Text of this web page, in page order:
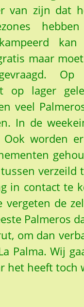
van zijn dat
maar
Op
op lager
veel
In de
worden
in contact te
de
Palmeros
om dan
Palma. Wij
heeft toch